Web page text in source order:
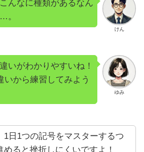
けん
んなに種類があるなん
。
ゆみ
いがわかりやすいね！
から練習してみよう
1日1つの記号をマスターするつ
めると挫折しにくいですよ！